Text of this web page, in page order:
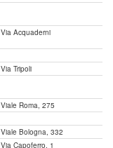
Via Acquaderni
Via Tripoli
Viale Roma, 275
Viale Bologna, 332
Via Capoferro, 1